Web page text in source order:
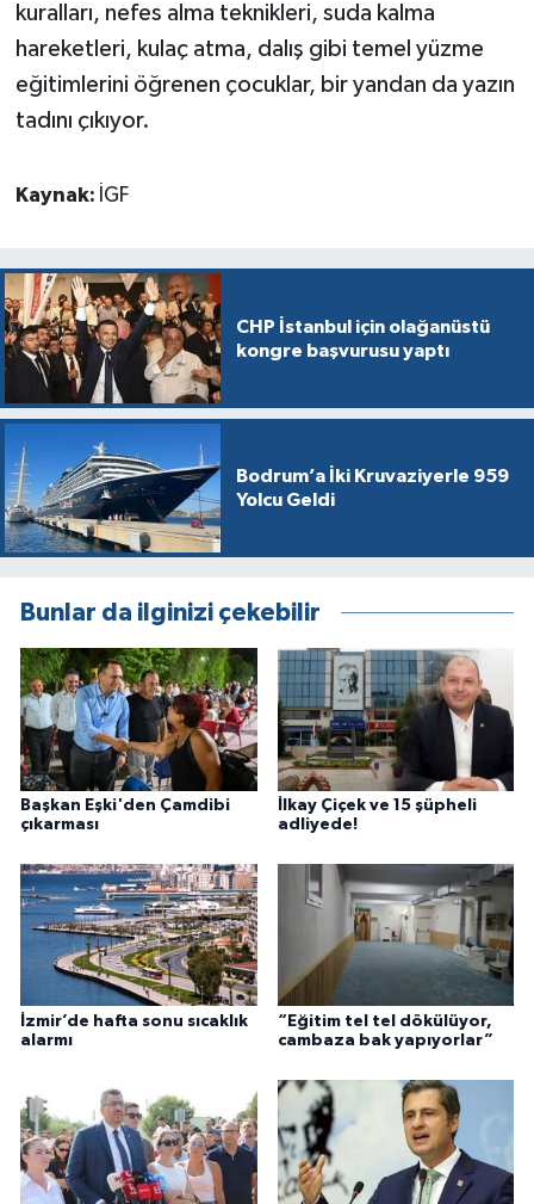
kuralları, nefes alma teknikleri, suda kalma
hareketleri, kulaç atma, dalış gibi temel yüzme
eğitimlerini öğrenen çocuklar, bir yandan da yazın
tadını çıkıyor.
Kaynak: İGF
CHP İstanbul için olağanüstü
kongre başvurusu yaptı
Bodrum’a İki Kruvaziyerle 959
Yolcu Geldi
Bunlar da ilginizi çekebilir
Başkan Eşki'den Çamdibi
çıkarması
İlkay Çiçek ve 15 şüpheli
adliyede!
İzmir’de hafta sonu sıcaklık
alarmı
“Eğitim tel tel dökülüyor,
cambaza bak yapıyorlar”